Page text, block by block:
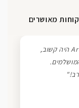
"חווית שירות יוצאת דופן! הצוות של ArtGlow היה קשוב,